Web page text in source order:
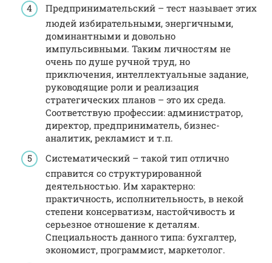
Предпринимательский – тест называет этих
людей избирательными, энергичными,
доминантными и довольно
импульсивными. Таким личностям не
очень по душе ручной труд, но
приключения, интеллектуальные задание,
руководящие роли и реализация
стратегических планов – это их среда.
Соответствую профессии: администратор,
директор, предприниматель, бизнес-
аналитик, рекламист и т.п.
Систематический – такой тип отлично
справится со структурированной
деятельностью. Им характерно:
практичность, исполнительность, в некой
степени консерватизм, настойчивость и
серьезное отношение к деталям.
Специальность данного типа: бухгалтер,
экономист, программист, маркетолог.